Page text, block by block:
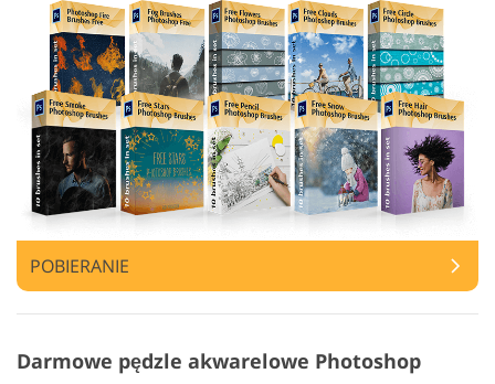
POBIERANIE
Darmowe pędzle akwarelowe Photoshop